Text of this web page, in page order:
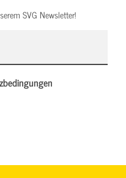
SVG Newsletter!